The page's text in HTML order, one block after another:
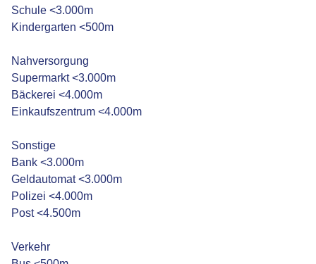
Schule <3.000m
Kindergarten <500m
Nahversorgung
Supermarkt <3.000m
Bäckerei <4.000m
Einkaufszentrum <4.000m
Sonstige
Bank <3.000m
Geldautomat <3.000m
Polizei <4.000m
Post <4.500m
Verkehr